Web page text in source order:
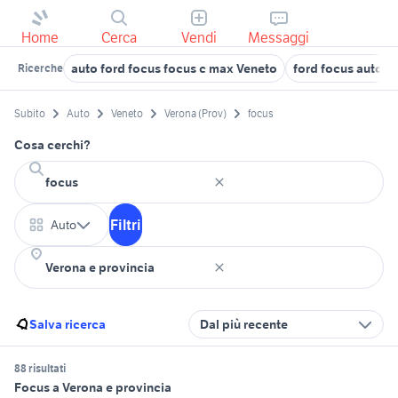
Home Cerca Vendi Messaggi
Ricerche auto ford focus focus c max Veneto ford focus auto
Subito Auto Veneto Verona (Prov) focus
Cosa cerchi?
Auto Filtri
Salva ricerca Dal più recente
88 risultati
Focus a Verona e provincia